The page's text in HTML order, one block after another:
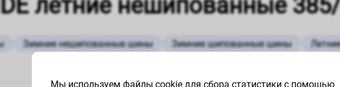
Зимние нешипованные шины Зимние шипованные шины
Мы используем файлы cookie для сбора статистики с помощью